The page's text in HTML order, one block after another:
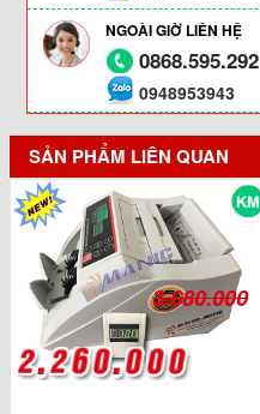
NGOÀI GIỜ LIÊN HỆ
0868.595.292
0948953943
SẢN PHẨM LIÊN QUAN
3.680.000